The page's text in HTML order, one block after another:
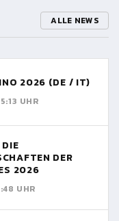
ALLE NEWS
2026 (DE / IT)
UHR
DER
2026
UHR